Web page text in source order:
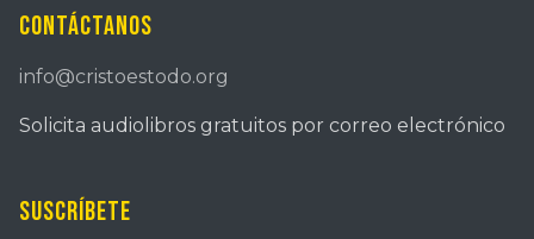
Contáctanos
info@cristoestodo.org
Solicita audiolibros gratuitos por correo electrónico
Suscríbete